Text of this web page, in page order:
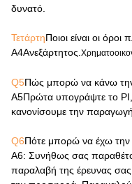
δυνατό.
ΤετάρτηΠοιοι είναι οι
Α4Ανεξάρτητος.
Q5Πώς μπορώ να κάνω
Α5Πρώτα υπογράψτε το
κανονίσουμε την παραγωγή.
Q6Πότε μπορώ να έχω
Α6: Συνήθως σας
παραλαβή της έρευνας